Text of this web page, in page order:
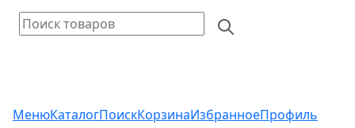
МенюКаталогПоискКорзинаИзбранноеПрофиль